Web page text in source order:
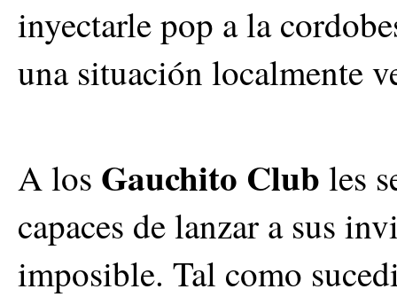
inyectarle pop a la
una situación localmente
A los Gauchito Club les
capaces de lanzar a sus
imposible. Tal como